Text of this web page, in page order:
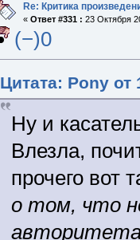
Re: Критика
« Ответ #331 : 23 Октября
(−)0
Цитата: Pony от
Ну и
Влезла,
прочего вот
о том, что